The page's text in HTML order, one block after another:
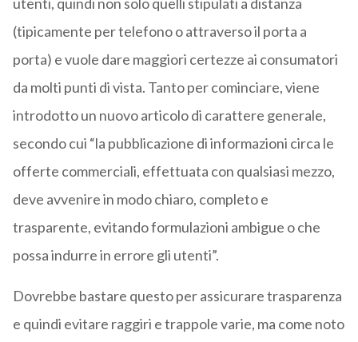
utenti, quindi non solo quelli stipulati a distanza
(tipicamente per telefono o attraverso il porta a
porta) e vuole dare maggiori certezze ai consumatori
da molti punti di vista. Tanto per cominciare, viene
introdotto un nuovo articolo di carattere generale,
secondo cui “la pubblicazione di informazioni circa le
offerte commerciali, effettuata con qualsiasi mezzo,
deve avvenire in modo chiaro, completo e
trasparente, evitando formulazioni ambigue o che
possa indurre in errore gli utenti”.
Dovrebbe bastare questo per assicurare trasparenza
e quindi evitare raggiri e trappole varie, ma come noto